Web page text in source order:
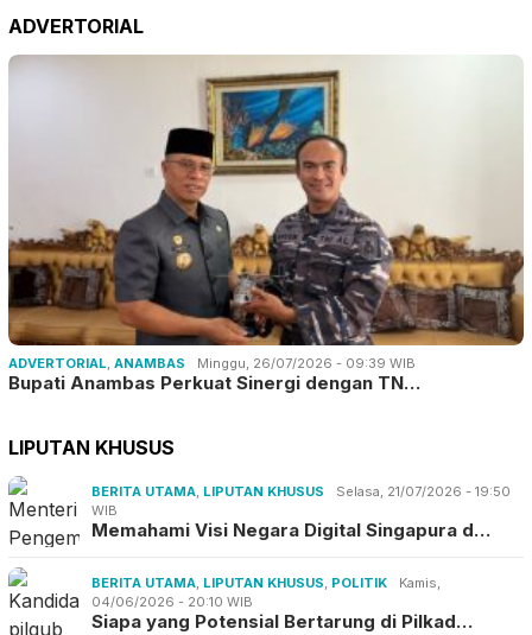
ADVERTORIAL
ADVERTORIAL, ANAMBAS Minggu, 26/07/2026 - 09:39 WIB
Bupati Anambas Perkuat Sinergi dengan TN…
LIPUTAN KHUSUS
BERITA UTAMA, LIPUTAN KHUSUS
Selasa, 21/07/2026 - 19:50
WIB
Memahami Visi Negara Digital Singapura d…
BERITA UTAMA, LIPUTAN KHUSUS, POLITIK
Kamis,
04/06/2026 - 20:10 WIB
Siapa yang Potensial Bertarung di Pilkad…